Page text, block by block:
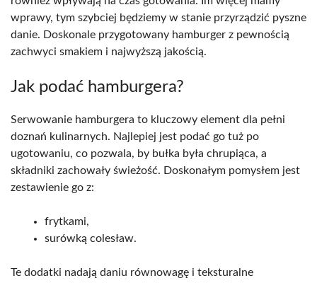
wprawy, tym szybciej będziemy w stanie przyrządzić pyszne
danie. Doskonale przygotowany hamburger z pewnością
zachwyci smakiem i najwyższą jakością.
Jak podać hamburgera?
Serwowanie hamburgera to kluczowy element dla pełni
doznań kulinarnych. Najlepiej jest podać go tuż po
ugotowaniu, co pozwala, by bułka była chrupiąca, a
składniki zachowały świeżość. Doskonałym pomysłem jest
zestawienie go z:
frytkami,
surówką colesław.
Te dodatki nadają daniu równowagę i teksturalne